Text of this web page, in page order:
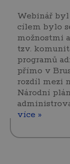
Webinář byl
cílem bylo
možnostmi
tzv.
programů
přímo v
rozdíl mezi
Národní
více »